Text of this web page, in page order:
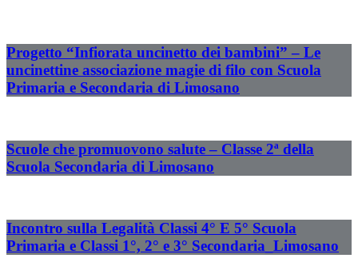
Progetto “Infiorata uncinetto dei bambini” – Le
uncinettine associazione magie di filo con Scuola
Primaria e Secondaria di Limosano
Scuole che promuovono salute – Classe 2ª della
Scuola Secondaria di Limosano
Incontro sulla Legalità Classi 4° E 5° Scuola
Primaria e Classi 1°, 2° e 3° Secondaria_Limosano